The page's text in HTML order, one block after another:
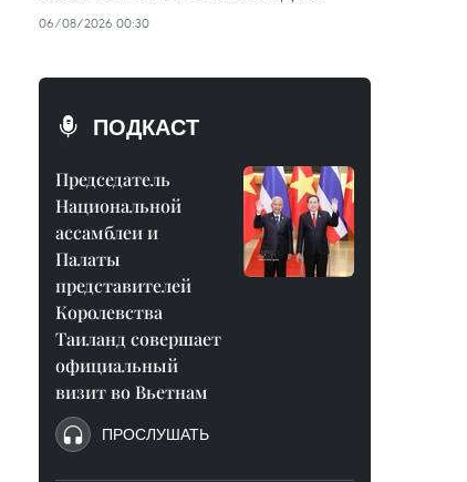
06/08/2026 00:30
ПОДКАСТ
Председатель
Национальной
ассамблеи и
Палаты
представителей
Королевства
Таиланд совершает
официальный
визит во Вьетнам
ПРОСЛУШАТЬ